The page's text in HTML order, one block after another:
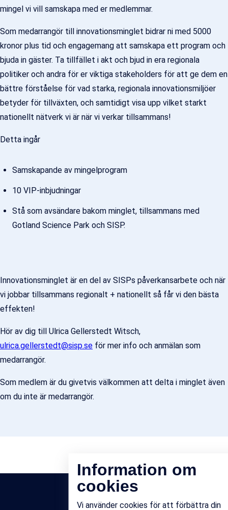
mingel vi vill samskapa med er medlemmar.
Som medarrangör till innovationsminglet bidrar ni med 5000
kronor plus tid och engagemang att samskapa ett program och
bjuda in gäster. Ta tillfället i akt och bjud in era regionala
politiker och andra för er viktiga stakeholders för att ge dem en
bättre förståelse för vad starka, regionala innovationsmiljöer
betyder för tillväxten, och samtidigt visa upp vilket starkt
nationellt nätverk vi är när vi verkar tillsammans!
Detta ingår
Samskapande av mingelprogram
10 VIP-inbjudningar
Stå som avsändare bakom minglet, tillsammans med
Gotland Science Park och SISP.
Innovationsminglet är en del av SISPs påverkansarbete och när
vi jobbar tillsammans regionalt + nationellt så får vi den bästa
effekten!
Hör av dig till Ulrica Gellerstedt Witsch,
ulrica.gellerstedt@sisp.se för mer info och anmälan som
medarrangör.
Som medlem är du givetvis välkommen att delta i minglet även
om du inte är medarrangör.
Information om
cookies
Vi använder cookies för att förbättra din